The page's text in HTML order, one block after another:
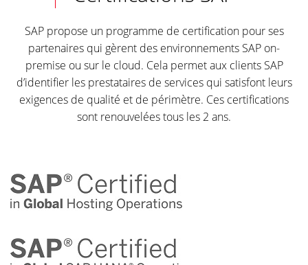
SAP propose un programme de certification pour ses
partenaires qui gèrent des environnements SAP on-
premise ou sur le cloud. Cela permet aux clients SAP
d’identifier les prestataires de services qui satisfont leurs
exigences de qualité et de périmètre. Ces certifications
sont renouvelées tous les 2 ans.